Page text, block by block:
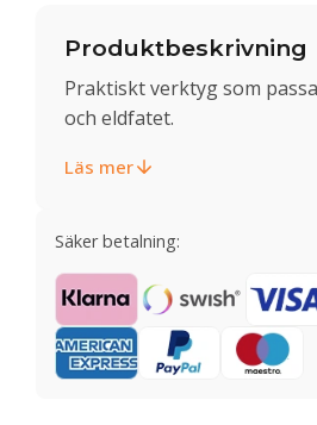
Produktbeskrivning
Praktiskt verktyg som
och eldfatet.
Läs mer
Säker betalning: